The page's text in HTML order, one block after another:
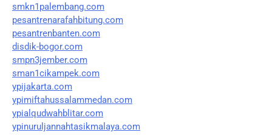
smkn1palembang.com
pesantrenarafahbitung.com
pesantrenbanten.com
disdik-bogor.com
smpn3jember.com
sman1cikampek.com
ypijakarta.com
ypimiftahussalammedan.com
ypialqudwahblitar.com
ypinuruljannahtasikmalaya.com